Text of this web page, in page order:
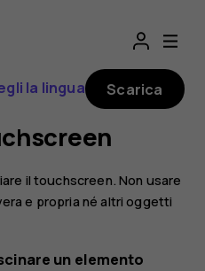
la lingua Scarica
il touchscreen. Non usare
e propria né altri oggetti
un elemento